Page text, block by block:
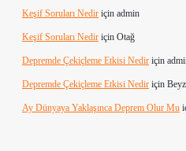
Keşif Soruları Nedir için admin
Keşif Soruları Nedir için Otağ
Depremde Çekiçleme Etkisi Nedir için
Depremde Çekiçleme Etkisi Nedir için
Ay Dünyaya Yaklaşınca Deprem Olur Mu